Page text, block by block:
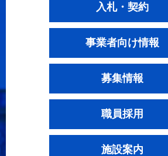
入札・契約
事業者向け情報
募集情報
職員採用
施設案内